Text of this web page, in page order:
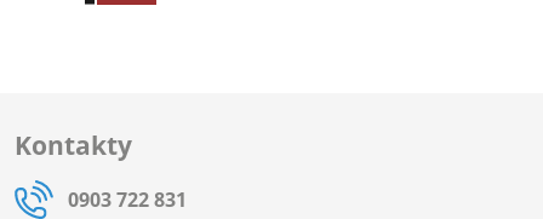
Kontakty
0903 722 831